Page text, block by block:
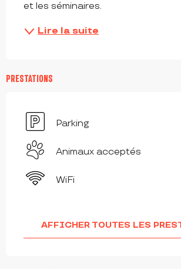
et les séminaires.
Lire la suite
PRESTATIONS
Parking
Animaux acceptés
WiFi
AFFICHER TOUTES LES